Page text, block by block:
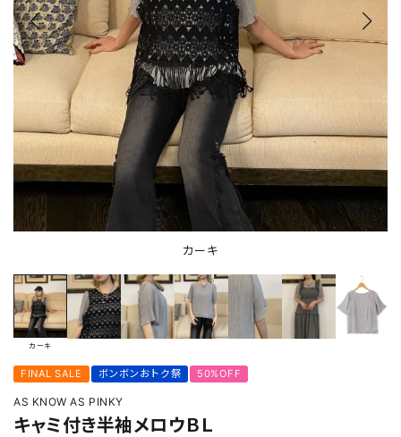
カーキ
カーキ
FINAL SALE ボンボンおトク祭 50%OFF
AS KNOW AS PINKY
キャミ付き半袖メロウＢＬ